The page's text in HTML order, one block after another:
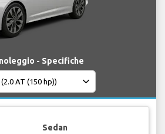
- Specifiche
Sedan